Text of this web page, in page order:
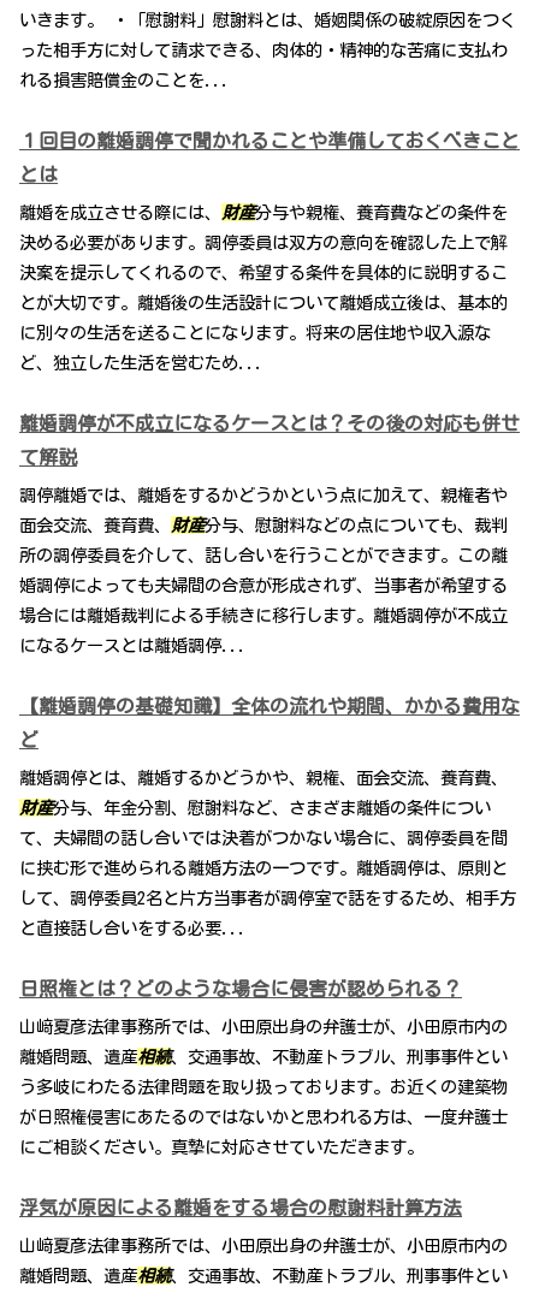
いきます。 ・「慰謝料」慰謝料とは、婚姻関係の破綻原因をつく
った相手方に対して請求できる、肉体的・精神的な苦痛に支払わ
れる損害賠償金のことを...
１回目の離婚調停で聞かれることや準備しておくべきこと
とは
離婚を成立させる際には、 財産分与や親権、養育費などの条件を
決める必要があります。調停委員は双方の意向を確認した上で解
決案を提示してくれるので、希望する条件を具体的に説明するこ
とが大切です。離婚後の生活設計について離婚成立後は、基本的
に別々の生活を送ることになります。将来の居住地や収入源な
ど、独立した生活を営むため...
離婚調停が不成立になるケースとは？その後の対応も併せ
て解説
調停離婚では、離婚をするかどうかという点に加えて、親権者や
面会交流、養育費、 財産分与、慰謝料などの点についても、裁判
所の調停委員を介して、話し合いを行うことができます。この離
婚調停によっても夫婦間の合意が形成されず、当事者が希望する
場合には離婚裁判による手続きに移行します。離婚調停が不成立
になるケースとは離婚調停...
【離婚調停の基礎知識】全体の流れや期間、かかる費用な
ど
離婚調停とは、離婚するかどうかや、親権、面会交流、養育費、
財産分与、年金分割、慰謝料など、さまざま離婚の条件につい
て、夫婦間の話し合いでは決着がつかない場合に、調停委員を間
に挟む形で進められる離婚方法の一つです。離婚調停は、原則と
して、調停委員2名と片方当事者が調停室で話をするため、相手方
と直接話し合いをする必要...
日照権とは？どのような場合に侵害が認められる？
山﨑夏彦法律事務所では、小田原出身の弁護士が、小田原市内の
離婚問題、遺産相続、交通事故、不動産トラブル、刑事事件とい
う多岐にわたる法律問題を取り扱っております。お近くの建築物
が日照権侵害にあたるのではないかと思われる方は、一度弁護士
にご相談ください。真摯に対応させていただきます。
浮気が原因による離婚をする場合の慰謝料計算方法
山﨑夏彦法律事務所では、小田原出身の弁護士が、小田原市内の
離婚問題、遺産相続、交通事故、不動産トラブル、刑事事件とい